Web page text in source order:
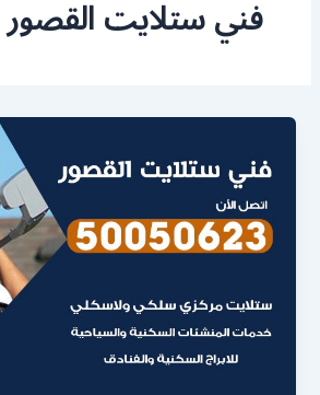
فني ستلايت القصور